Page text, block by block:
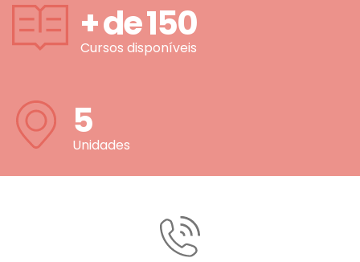
+ de150
Cursos disponíveis
5
Unidades